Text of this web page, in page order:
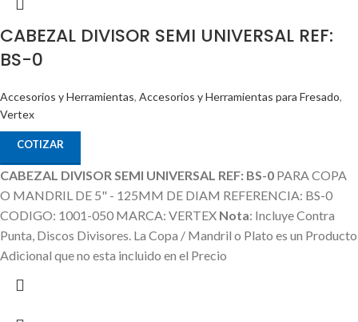
CABEZAL DIVISOR SEMI UNIVERSAL REF:
BS-0
Accesorios y Herramientas, Accesorios y Herramientas para Fresado,
Vertex
COTIZAR
CABEZAL DIVISOR SEMI UNIVERSAL REF: BS-0 PARA COPA
O MANDRIL DE 5" - 125MM DE DIAM REFERENCIA: BS-0
CODIGO: 1001-050 MARCA: VERTEX Nota: Incluye Contra
Punta, Discos Divisores. La Copa / Mandril o Plato es un Producto
Adicional que no esta incluido en el Precio